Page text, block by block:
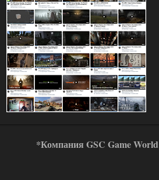
*Компания GSC Game World